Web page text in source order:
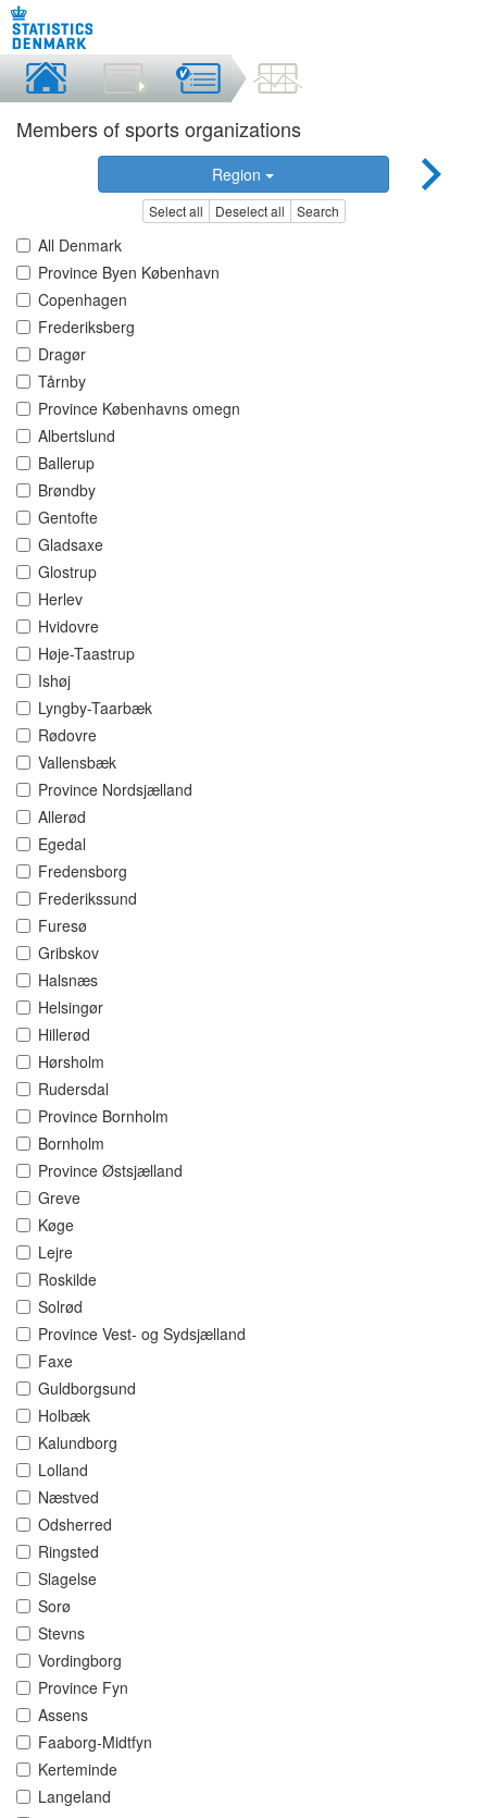
Members of sports organizations
Region
Select all Deselect all Search
All Denmark
Province Byen København
Copenhagen
Frederiksberg
Dragør
Tårnby
Province Københavns omegn
Albertslund
Ballerup
Brøndby
Gentofte
Gladsaxe
Glostrup
Herlev
Hvidovre
Høje-Taastrup
Ishøj
Lyngby-Taarbæk
Rødovre
Vallensbæk
Province Nordsjælland
Allerød
Egedal
Fredensborg
Frederikssund
Furesø
Gribskov
Halsnæs
Helsingør
Hillerød
Hørsholm
Rudersdal
Province Bornholm
Bornholm
Province Østsjælland
Greve
Køge
Lejre
Roskilde
Solrød
Province Vest- og Sydsjælland
Faxe
Guldborgsund
Holbæk
Kalundborg
Lolland
Næstved
Odsherred
Ringsted
Slagelse
Sorø
Stevns
Vordingborg
Province Fyn
Assens
Faaborg-Midtfyn
Kerteminde
Langeland